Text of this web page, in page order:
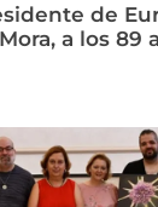
de
a los 89